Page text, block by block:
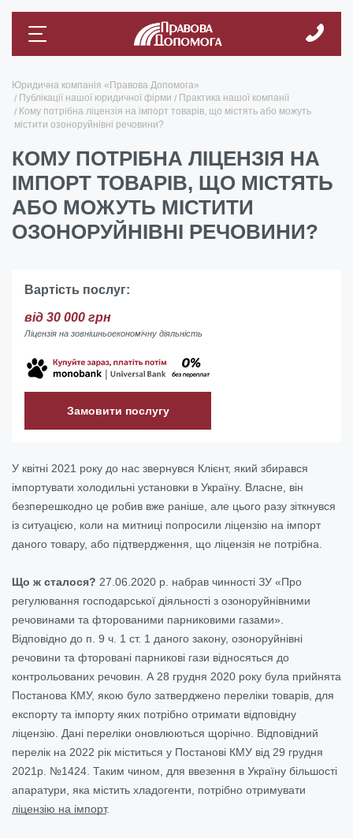
Юридична компанія «Правова Допомога»
Публікації нашої юридичної фірми
Практика нашої компанії
Кому потрібна ліцензія на імпорт товарів, що містять або можуть
містити озоноруйнівні речовини?
КОМУ ПОТРІБНА ЛІЦЕНЗІЯ НА
ІМПОРТ ТОВАРІВ, ЩО МІСТЯТЬ
АБО МОЖУТЬ МІСТИТИ
ОЗОНОРУЙНІВНІ РЕЧОВИНИ?
Вартість послуг:
від 30 000 грн
Ліцензія на зовнішньоекономічну діяльність
Замовити послугу
У квітні 2021 року до нас звернувся Клієнт, який збирався
імпортувати холодильні установки в Україну. Власне, він
безперешкодно це робив вже раніше, але цього разу зіткнувся
із ситуацією, коли на митниці попросили ліцензію на імпорт
даного товару, або підтвердження, що ліцензія не потрібна.
Що ж сталося? 27.06.2020 р. набрав чинності ЗУ «Про
регулювання господарської діяльності з озоноруйнівними
речовинами та фторованими парниковими газами».
Відповідно до п. 9 ч. 1 ст. 1 даного закону, озоноруйнівні
речовини та фторовані парникові гази відносяться до
контрольованих речовин. А 28 грудня 2020 року була прийнята
Постанова КМУ, якою було затверджено переліки товарів, для
експорту та імпорту яких потрібно отримати відповідну
ліцензію. Дані переліки оновлюються щорічно. Відповідний
перелік на 2022 рік міститься у Постанові КМУ від 29 грудня
2021р. №1424. Таким чином, для ввезення в Україну більшості
апаратури, яка містить хладогенти, потрібно отримувати
ліцензію на імпорт.